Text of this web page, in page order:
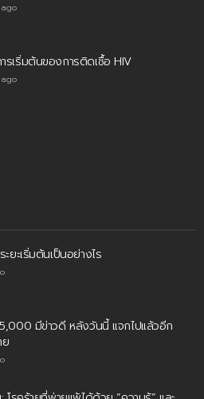
รเริ่มต้นของการติดเชื้อ HIV
ยะเริ่มต้นเป็นอย่างไร
มีข่าวดี หลังวันนี้ แจกไปแล้วอีก